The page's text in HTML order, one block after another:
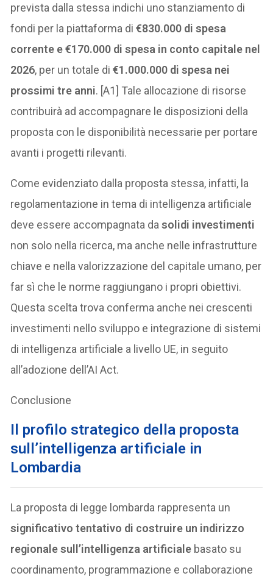
prevista dalla stessa indichi uno stanziamento di
fondi per la piattaforma di€830.000 di spesa
corrente e €170.000 di spesa in conto capitale nel
2026, per un totale di€1.000.000 di spesa nei
prossimi tre anni. [A1] Tale allocazione di risorse
contribuirà ad accompagnare le disposizioni della
proposta con le disponibilità necessarie per portare
avanti i progetti rilevanti.
Come evidenziato dalla proposta stessa, infatti, la
regolamentazione in tema di intelligenza artificiale
deve essere accompagnata dasolidi investimenti
non solo nella ricerca, ma anche nelle infrastrutture
chiave e nella valorizzazione del capitale umano, per
far sì che le norme raggiungano i propri obiettivi.
Questa scelta trova conferma anche nei crescenti
investimenti nello sviluppo e integrazione di sistemi
di intelligenza artificiale a livello UE, in seguito
all’adozione dell’AI Act.
Conclusione
Il profilo strategico della proposta
sull’intelligenza artificiale in
Lombardia
La proposta di legge lombarda rappresenta un
significativo tentativo di costruire un indirizzo
regionale sull’intelligenza artificiale basato su
coordinamento, programmazione e collaborazione